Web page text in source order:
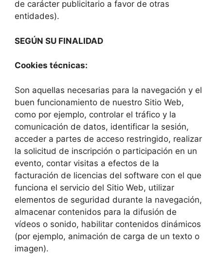
de carácter publicitario a favor de otras
entidades).
SEGÚN SU FINALIDAD
Cookies técnicas:
Son aquellas necesarias para la navegación y el
buen funcionamiento de nuestro Sitio Web,
como por ejemplo, controlar el tráfico y la
comunicación de datos, identificar la sesión,
acceder a partes de acceso restringido, realizar
la solicitud de inscripción o participación en un
evento, contar visitas a efectos de la
facturación de licencias del software con el que
funciona el servicio del Sitio Web, utilizar
elementos de seguridad durante la navegación,
almacenar contenidos para la difusión de
vídeos o sonido, habilitar contenidos dinámicos
(por ejemplo, animación de carga de un texto o
imagen).